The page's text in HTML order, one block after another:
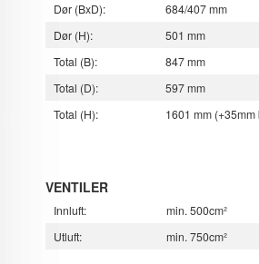
Dør (BxD):
684/407 mm
Dør (H):
501 mm
Total (B):
847 mm
Total (D):
597 mm
Total (H):
1601 mm (+35mm
VENTILER
Innluft:
min. 500cm²
Utluft:
min. 750cm²